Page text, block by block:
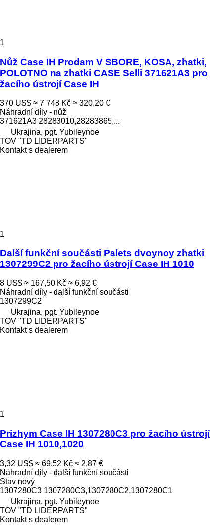
1
Nůž Case IH Prodam V SBORE, KOSA, zhatki,
POLOTNO na zhatki CASE Selli 371621A3 pro
žacího ústrojí Case IH
370 US$ ≈ 7 748 Kč ≈ 320,20 €
Náhradní díly - nůž
371621A3 28283010,28283865,...
Ukrajina, pgt. Yubileynoe
TOV "TD LIDERPARTS"
Kontakt s dealerem
1
Další funkční součásti Palets dvoynoy zhatki
1307299C2 pro žacího ústrojí Case IH 1010
8 US$ ≈ 167,50 Kč ≈ 6,92 €
Náhradní díly - další funkční součásti
1307299C2
Ukrajina, pgt. Yubileynoe
TOV "TD LIDERPARTS"
Kontakt s dealerem
1
Prizhym Case IH 1307280C3 pro žacího ústrojí
Case IH 1010,1020
3,32 US$ ≈ 69,52 Kč ≈ 2,87 €
Náhradní díly - další funkční součásti
Stav nový
1307280C3 1307280C3,1307280C2,1307280C1
Ukrajina, pgt. Yubileynoe
TOV "TD LIDERPARTS"
Kontakt s dealerem